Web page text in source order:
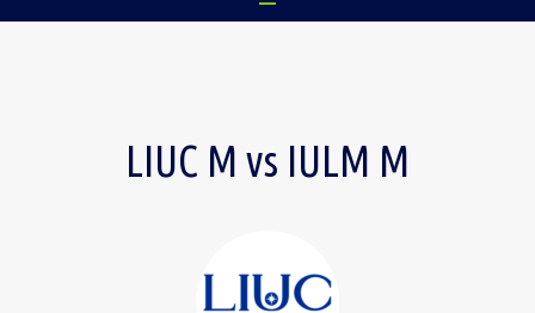
LIUC M vs IULM M